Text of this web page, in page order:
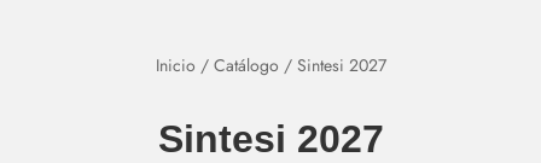
Inicio / Catálogo / Sintesi 2027
Sintesi 2027